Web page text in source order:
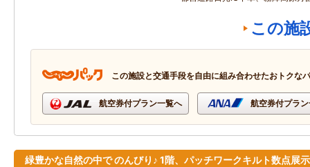
この施
この施設と交通手段を自由に組み合わせたおトクな
航空券付プラン一覧へ 航空券付プラ
緑豊かな自然の中で のんびり♪ 1階、パッチワークキルト数点展示